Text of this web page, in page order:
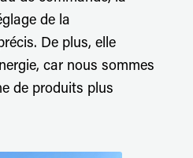
de la
De plus, elle
car nous sommes
de produits plus